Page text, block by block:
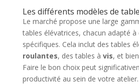
Les différents modèles de
Le marché propose une large
tables élévatrices, chacun adapté à
spécifiques. Cela inclut des tables
roulantes, des tables à vis, et
Faire le bon choix peut
productivité au sein de votre atelier.